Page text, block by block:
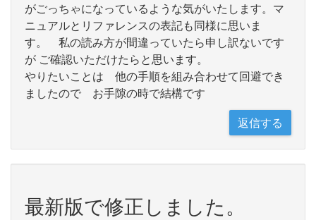
がごっちゃになっているような気がいたします。マ
ニュアルとリファレンスの表記も同様に思いま
す。 私の読み方が間違っていたら申し訳ないです
が ご確認いただけたらと思います。
やりたいことは 他の手順を組み合わせて回避でき
ましたので お手隙の時で結構です
最新版で修正しました。